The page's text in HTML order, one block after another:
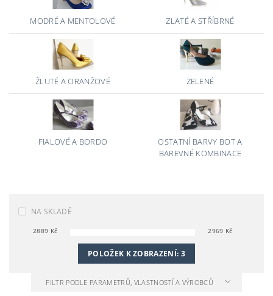
MODRÉ A MENTOLOVÉ ZLATÉ A STŘÍBRNÉ
ŽLUTÉ A ORANŽOVÉ ZELENÉ
FIALOVÉ A BORDO
OSTATNÍ BARVY BOT A
BAREVNÉ KOMBINACE
NA SKLADĚ
2889 Kč 2969 Kč
POLOŽEK K ZOBRAZENÍ: 3
FILTR PODLE PARAMETRŮ, VLASTNOSTÍ A VÝROBCŮ